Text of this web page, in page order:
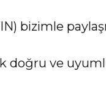
bizimle
doğru ve